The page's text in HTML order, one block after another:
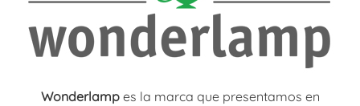
Wonderlampes la marca que presentamos en